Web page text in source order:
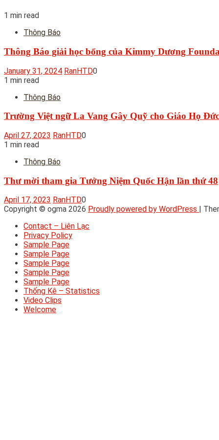
1 min read
Thông Báo
Thông Báo giải học bổng của Kimmy Dương
January 31, 2024 RanHTD0
1 min read
Thông Báo
Trường Việt ngữ La Vang Gây Quỹ cho Giáo Họ
April 27, 2023 RanHTD0
1 min read
Thông Báo
Thư mời tham gia Tưởng Niệm Quốc Hận lần thứ 48
April 17, 2023 RanHTD0
Copyright © ogma 2026 Proudly powered by WordPress
Contact – Liên Lạc
Privacy Policy
Sample Page
Sample Page
Sample Page
Sample Page
Sample Page
Thống Kê – Statistics
Video Clips
Welcome